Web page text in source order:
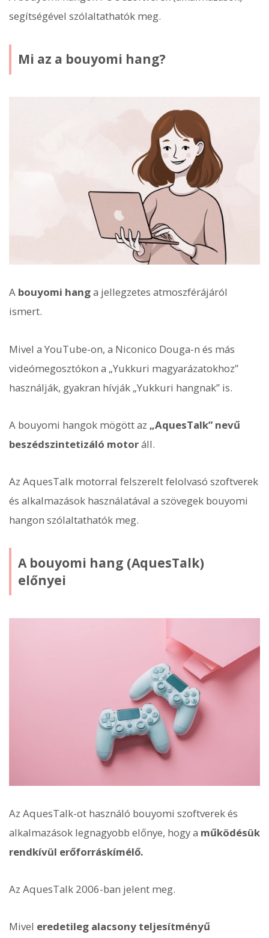
segítségével szólaltathatók meg.
Mi az a bouyomi hang?
A bouyomi hanga jellegzetes atmoszférájáról
ismert.
Mivel a YouTube-on, a Niconico Douga-n és más
videómegosztókon a „Yukkuri magyarázatokhoz”
használják, gyakran hívják „Yukkuri hangnak” is.
A bouyomi hangok mögött az „AquesTalk” nevű
beszédszintetizáló motoráll.
Az AquesTalk motorral felszerelt felolvasó szoftverek
és alkalmazások használatával a szövegek bouyomi
hangon szólaltathatók meg.
A bouyomi hang (AquesTalk)
előnyei
Az AquesTalk-ot használó bouyomi szoftverek és
alkalmazások legnagyobb előnye, hogy a működésük
rendkívül erőforráskímélő.
Az AquesTalk 2006-ban jelent meg.
Mivel eredetileg alacsony teljesítményű